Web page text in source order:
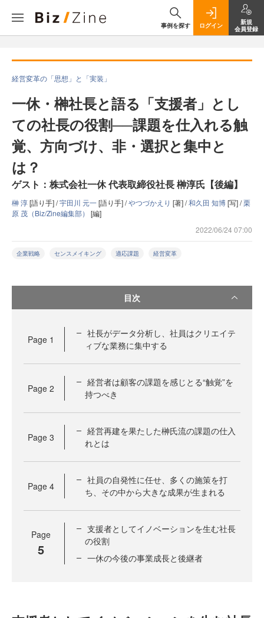
事例を探す ログイン
新規
会員登録
経営変革の「思想」と「実装」
一休・榊社長と語る「支援者」とし
ての社長の役割──課題を仕入れる触
覚、方向づけ、非・選択と集中と
は？
ゲスト：株式会社一休 代表取締役社長 榊淳氏【後編】
榊 淳[語り手] /宇田川 元一[語り手] /やつづかえり [著] /和久田 知博[写] /栗
原 茂（Biz/Zine編集部） [編]
2022/06/24 07:00
企業戦略 センスメイキング 適応課題 経営変革
目次
Page 1
社長がデータ分析し、社員はクリエイテ
ィブな業務に集中する
Page 2
経営者は顧客の課題を感じとる“触覚”を
持つべき
Page 3
経営再建を果たした榊氏流の課題の仕入
れとは
Page 4
社員の自発性に任せ、多くの施策を打
ち、その中から大きな成果が生まれる
Page
5
支援者としてイノベーションを生む社長
の役割
一休の今後の事業成長と後継者